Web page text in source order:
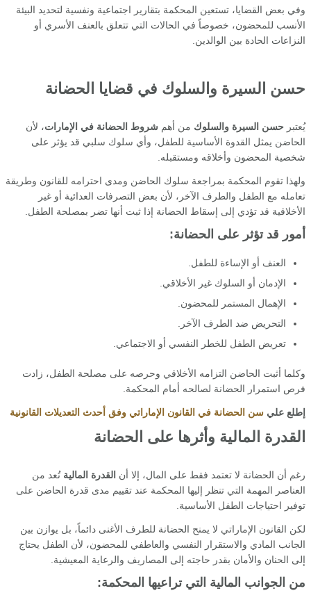
وفي بعض القضايا، تستعين المحكمة بتقارير اجتماعية ونفسية لتحديد البيئة
الأنسب للمحضون، خصوصاً في الحالات التي تتعلق بالعنف الأسري أو
النزاعات الحادة بين الوالدين.
حسن السيرة والسلوك في قضايا الحضانة
يُعتبر حسن السيرة والسلوك من أهم شروط الحضانة في الإمارات، لأن
الحاضن يمثل القدوة الأساسية للطفل، وأي سلوك سلبي قد يؤثر على
شخصية المحضون وأخلاقه ومستقبله.
ولهذا تقوم المحكمة بمراجعة سلوك الحاضن ومدى احترامه للقانون وطريقة
تعامله مع الطفل والطرف الآخر، لأن بعض التصرفات العدائية أو غير
الأخلاقية قد تؤدي إلى إسقاط الحضانة إذا ثبت أنها تضر بمصلحة الطفل.
أمور قد تؤثر على الحضانة:
العنف أو الإساءة للطفل.
الإدمان أو السلوك غير الأخلاقي.
الإهمال المستمر للمحضون.
التحريض ضد الطرف الآخر.
تعريض الطفل للخطر النفسي أو الاجتماعي.
وكلما أثبت الحاضن التزامه الأخلاقي وحرصه على مصلحة الطفل، زادت
فرص استمرار الحضانة لصالحه أمام المحكمة.
إطلع علي سن الحضانة في القانون الإماراتي وفق أحدث التعديلات القانونية
القدرة المالية وأثرها على الحضانة
رغم أن الحضانة لا تعتمد فقط على المال، إلا أن القدرة المالية تُعد من
العناصر المهمة التي تنظر إليها المحكمة عند تقييم مدى قدرة الحاضن على
توفير احتياجات الطفل الأساسية.
لكن القانون الإماراتي لا يمنح الحضانة للطرف الأغنى دائماً، بل يوازن بين
الجانب المادي والاستقرار النفسي والعاطفي للمحضون، لأن الطفل يحتاج
إلى الحنان والأمان بقدر حاجته إلى المصاريف والرعاية المعيشية.
من الجوانب المالية التي تراعيها المحكمة: